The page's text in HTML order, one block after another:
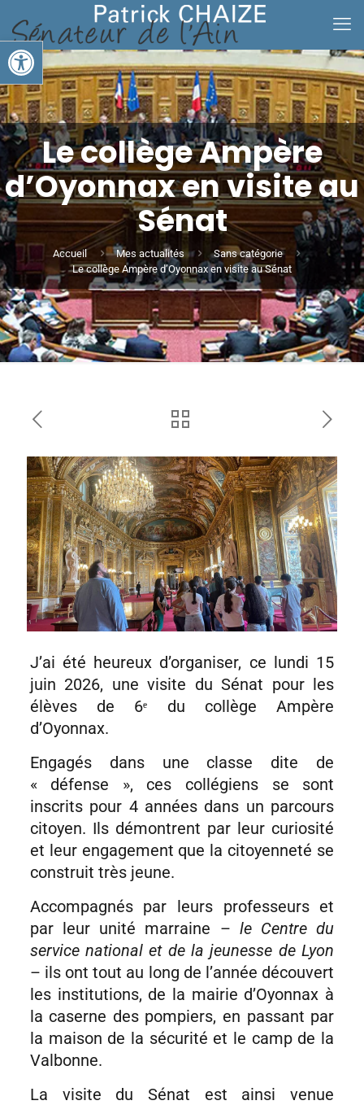
Ouvrir la barre d’outils
Le collège Ampère
d’Oyonnax en visite au
Sénat
Accueil Mes actualités
Sans catégorie
Le collège Ampère d’Oyonnax en visite au Sénat
J’ai été heureux d’organiser, ce lundi 15
juin 2026, une visite du Sénat pour les
élèves de 6ᵉ du collège Ampère
d’Oyonnax.
Engagés dans une classe dite de
« défense », ces collégiens se sont
inscrits pour 4 années dans un parcours
citoyen. Ils démontrent par leur curiosité
et leur engagement que la citoyenneté se
construit très jeune.
Accompagnés par leurs professeurs et
par leur unité marraine – le Centre du
service national et de la jeunesse de Lyon
– ils ont tout au long de l’année découvert
les institutions, de la mairie d’Oyonnax à
la caserne des pompiers, en passant par
la maison de la sécurité et le camp de la
Valbonne.
La visite du Sénat est ainsi venue